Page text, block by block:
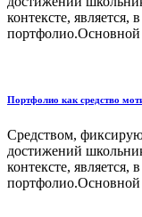
контексте,
портфолио.Основной
Портфолио как средство
Средством,
достижений
контексте,
портфолио.Основной